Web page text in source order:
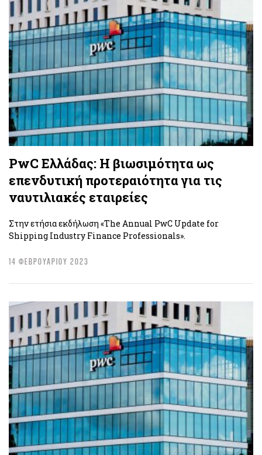
PwC Ελλάδας: Η βιωσιμότητα ως
επενδυτική προτεραιότητα για τις
ναυτιλιακές εταιρείες
Στην ετήσια εκδήλωση «The Annual PwC Update for
Shipping Industry Finance Professionals».
14 ΦΕΒΡΟΥΑΡΙΟΥ 2023